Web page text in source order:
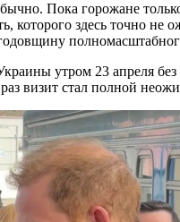
которого здесь точно
утром 23 апреля
раз визит стал полной